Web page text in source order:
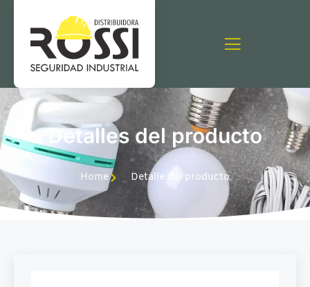
Detalles del producto
Home Detalle del producto